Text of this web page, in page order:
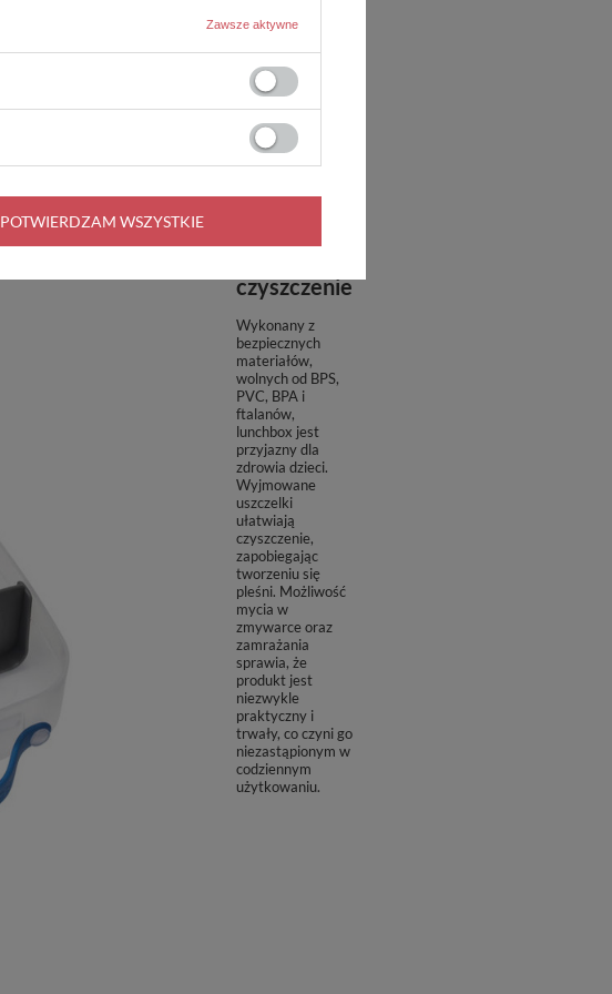
czyszczenie
Wykonany z
bezpiecznych
materiałów,
wolnych od BPS,
PVC, BPA i
ftalanów,
lunchbox jest
przyjazny dla
zdrowia dzieci.
Wyjmowane
uszczelki
ułatwiają
czyszczenie,
zapobiegając
tworzeniu się
pleśni. Możliwość
mycia w
zmywarce oraz
zamrażania
sprawia, że
produkt jest
niezwykle
praktyczny i
trwały, co czyni go
niezastąpionym w
codziennym
użytkowaniu.
Zawsze aktywne
POTWIERDZAM WSZYSTKIE